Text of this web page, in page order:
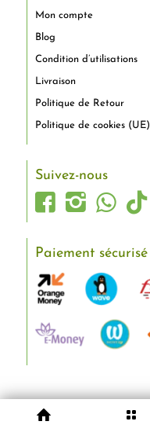
Mon compte
Blog
Condition d’utilisations
Livraison
Politique de Retour
Politique de cookies (UE)
Suivez-nous
Paiement sécurisé